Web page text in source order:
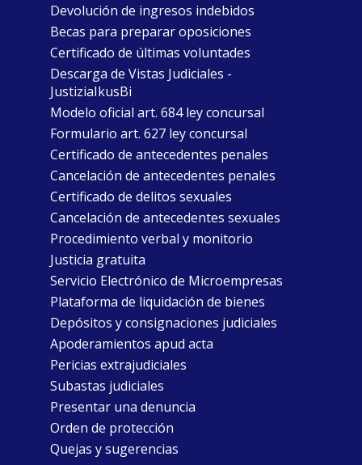
Devolución de ingresos indebidos
Becas para preparar oposiciones
Certificado de últimas voluntades
Descarga de Vistas Judiciales -
JustiziaIkusBi
Modelo oficial art. 684 ley concursal
Formulario art. 627 ley concursal
Certificado de antecedentes penales
Cancelación de antecedentes penales
Certificado de delitos sexuales
Cancelación de antecedentes sexuales
Procedimiento verbal y monitorio
Justicia gratuita
Servicio Electrónico de Microempresas
Plataforma de liquidación de bienes
Depósitos y consignaciones judiciales
Apoderamientos apud acta
Pericias extrajudiciales
Subastas judiciales
Presentar una denuncia
Orden de protección
Quejas y sugerencias